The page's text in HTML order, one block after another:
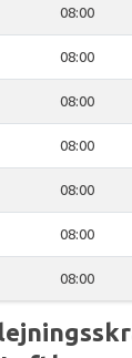
08:00
08:00
08:00
08:00
08:00
08:00
08:00